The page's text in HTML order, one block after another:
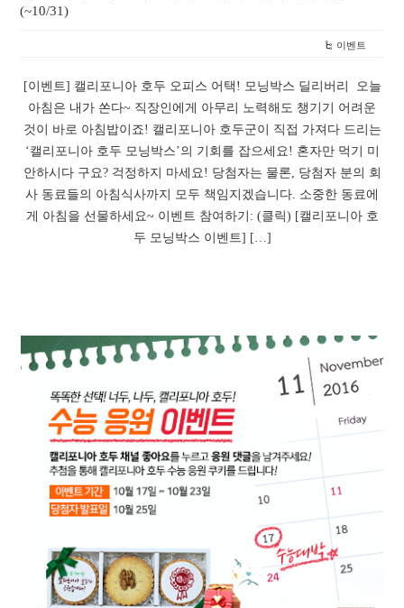
(~10/31)
이벤트
[이벤트] 캘리포니아 호두 오피스 어택! 모닝박스 딜리버리 오늘
아침은 내가 쏜다~ 직장인에게 아무리 노력해도 챙기기 어려운
것이 바로 아침밥이죠! 캘리포니아 호두군이 직접 가져다 드리는
‘캘리포니아 호두 모닝박스’의 기회를 잡으세요! 혼자만 먹기 미
안하시다 구요? 걱정하지 마세요! 당첨자는 물론, 당첨자 분의 회
사 동료들의 아침식사까지 모두 책임지겠습니다. 소중한 동료에
게 아침을 선물하세요~ 이벤트 참여하기: (클릭) [캘리포니아 호
두 모닝박스 이벤트] […]